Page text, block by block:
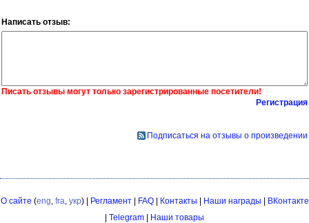
Написать отзыв:
Писать отзывы могут только зарегистрированные посетители!
Регистрация
Подписаться на отзывы о произведении
О сайте (eng fra укр) | Регламент| FAQ| Контакты | Наши награды | ВКонтакте
| Telegram | Наши товары